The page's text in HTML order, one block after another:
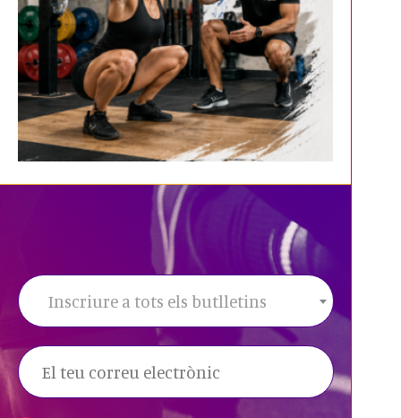
Inscriure a tots els butlletins